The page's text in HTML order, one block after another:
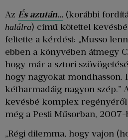
Az És azután… (korábbi
halálra) című kötettel
feltette a kérdést: „Musso
ebben a könyvében átmegy
hogy már a sztori
hogy nagyokat mondhasson.
kétharmadáig nagyon szép.”
kevésbé komplex regényéről
még a Pesti Műsorban, 2007-
„Régi dilemma, hogy vajon